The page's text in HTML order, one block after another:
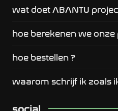
wat doet ABANTU
hoe berekenen we onze
hoe bestellen ?
waarom schrijf ik zoals
social